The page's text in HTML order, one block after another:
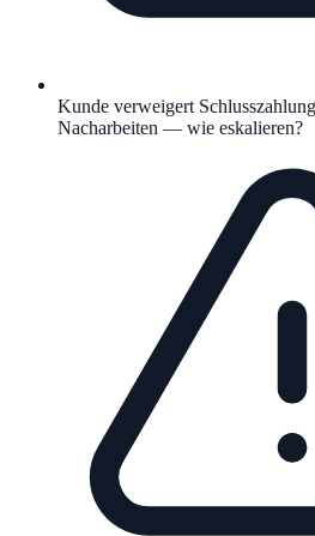
Kunde verweigert
Nacharbeiten — wie eskalieren?